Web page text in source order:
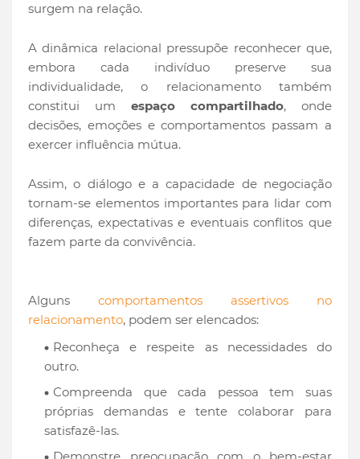
surgem na relação.
A dinâmica relacional pressupõe reconhecer que,
embora cada indivíduo preserve sua
individualidade, o relacionamento também
constitui um espaço compartilhado, onde
decisões, emoções e comportamentos passam a
exercer influência mútua.
Assim, o diálogo e a capacidade de negociação
tornam-se elementos importantes para lidar com
diferenças, expectativas e eventuais conflitos que
fazem parte da convivência.
Alguns comportamentos assertivos no
relacionamento, podem ser elencados:
Reconheça e respeite as necessidades do
outro.
Compreenda que cada pessoa tem suas
próprias demandas e tente colaborar para
satisfazê-las.